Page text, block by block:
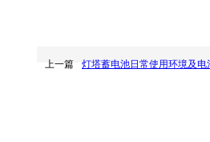
上一篇 灯塔蓄电池日常使用环境及电